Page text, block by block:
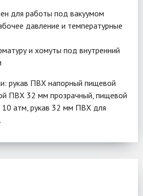
для работы под вакуумом
давление и температурные
и хомуты под внутренний
рукав ПВХ напорный пищевой
ПВХ 32 мм прозрачный, пищевой
10 атм, рукав 32 мм ПВХ для